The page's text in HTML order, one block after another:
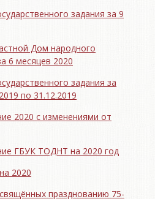
задания за 9
Дом народного
6 месяцев 2020
задания за
по 31.12.2019
2020 с изменениями от
ГБУК ТОДНТ на 2020 год
2020
празднованию 75-